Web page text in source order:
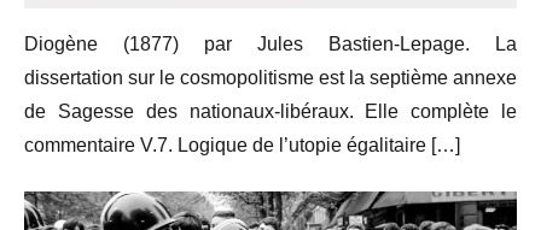
Lesquen
Diogène (1877) par Jules Bastien-Lepage. La
dissertation sur le cosmopolitisme est la septième annexe
de Sagesse des nationaux-libéraux. Elle complète le
commentaire V.7. Logique de l’utopie égalitaire […]